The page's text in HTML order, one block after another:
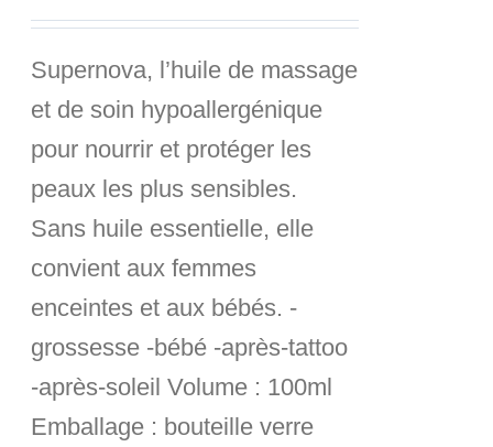
Supernova, l’huile de massage
et de soin hypoallergénique
pour nourrir et protéger les
peaux les plus sensibles.
Sans huile essentielle, elle
convient aux femmes
enceintes et aux bébés. -
grossesse -bébé -après-tattoo
-après-soleilVolume : 100ml
Emballage : bouteille verre